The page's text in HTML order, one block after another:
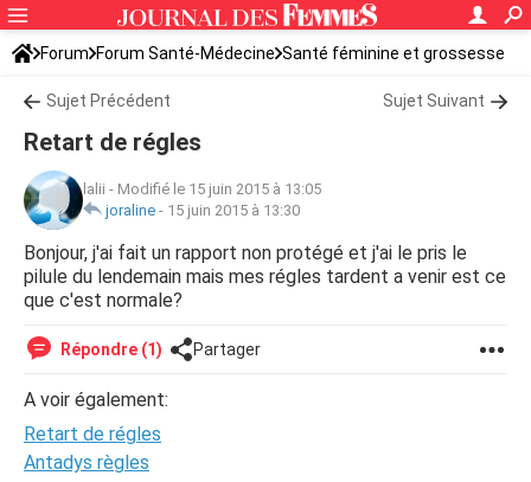
Forum Forum Santé-Médecine Santé féminine et grossesse
Tomber enceinte
Sujet Précédent Sujet Suivant
Retart de régles
lalii - Modifié le 15 juin 2015 à 13:05
joraline - 15 juin 2015 à 13:30
Bonjour, j'ai fait un rapport non protégé et j'ai le pris le
pilule du lendemain mais mes régles tardent a venir est ce
que c'est normale?
Répondre (1) Partager
A voir également:
Retart de régles
Antadys règles